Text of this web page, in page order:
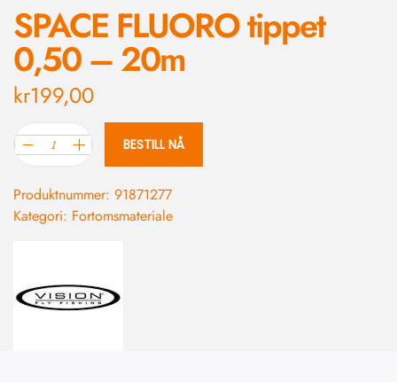
SPACE FLUORO tippet
0,50 – 20m
kr199,00
BESTILL NÅ
Produktnummer: 91871277
Kategori: Fortomsmateriale